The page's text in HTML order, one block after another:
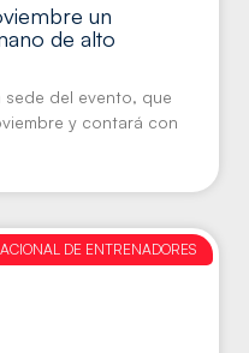
un
de alto
sede del evento, que
y contará con
DE ENTRENADORES